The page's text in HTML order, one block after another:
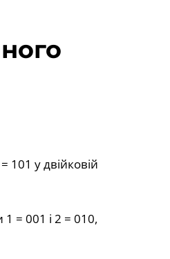
101 у двійковій
= 001 і 2 = 010,